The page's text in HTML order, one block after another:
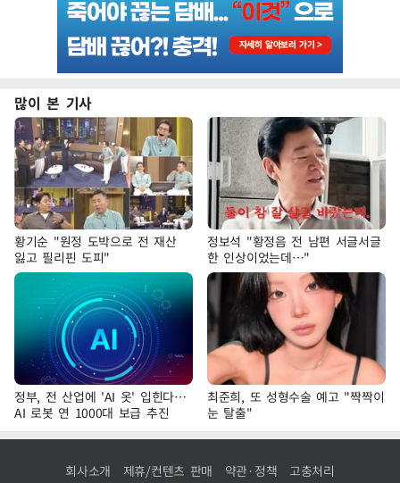
많이 본 기사
황기순 "원정 도박으로 전 재산
잃고 필리핀 도피"
정보석 "황정음 전 남편 서글서글
한 인상이었는데…"
정부, 전 산업에 'AI 옷' 입힌다…
AI 로봇 연 1000대 보급 추진
최준희, 또 성형수술 예고 "짝짝이
눈 탈출"
회사소개 제휴/컨텐츠 판매 약관·정책 고충처리